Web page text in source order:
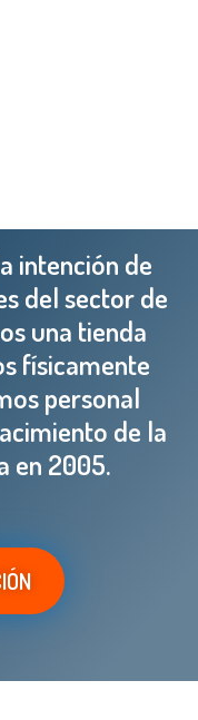
intención de
del sector de
una tienda
físicamente
personal
de la
en 2005.